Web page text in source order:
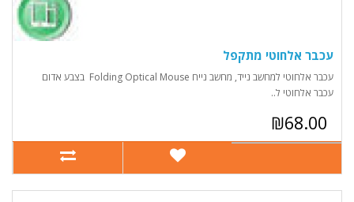
עכבר אלחוטי מתקפל
עכבר אלחוטי למחשב נייד, מחשב נייח Folding Optical Mouse בצבע אדום
עכבר אלחוטי ל..
₪68.00